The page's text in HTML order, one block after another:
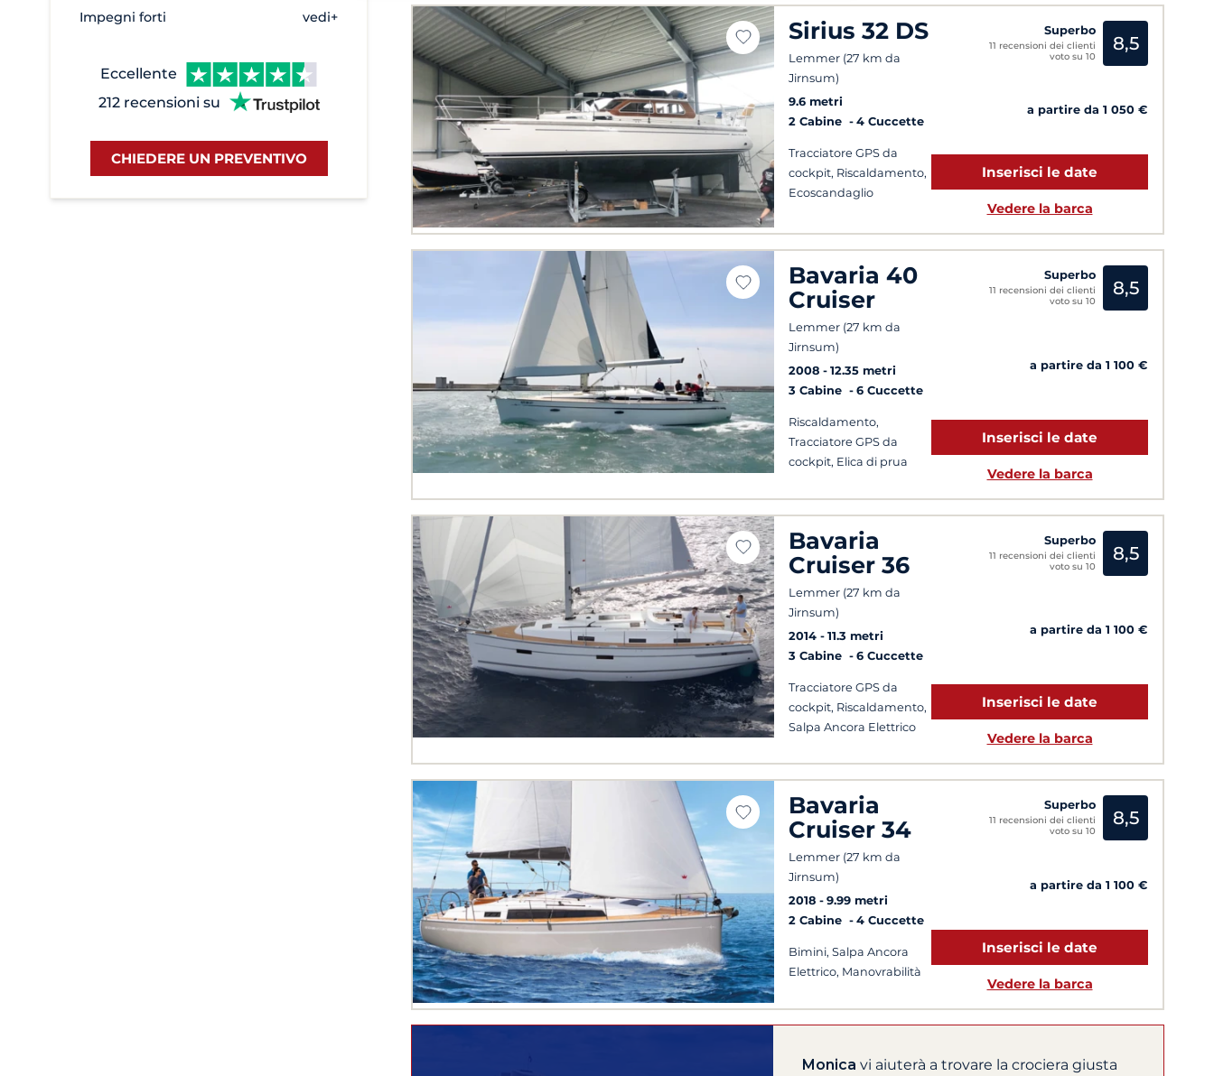
Impegni forti vedi+
Eccellente
212 recensioni su
CHIEDERE UN PREVENTIVO
Sirius 32 DS
Lemmer (27 km da
Jirnsum)
9.6 metri
2 Cabine
4 Cuccette
Tracciatore GPS da
cockpit, Riscaldamento,
Ecoscandaglio
Superbo
11 recensioni dei clienti
voto su 10
8,5
a partire da 1 050 €
Inserisci le date
Vedere la barca
Bavaria 40
Cruiser
Lemmer (27 km da
Jirnsum)
2008
12.35 metri
3 Cabine
6 Cuccette
Riscaldamento,
Tracciatore GPS da
cockpit, Elica di prua
Superbo
11 recensioni dei clienti
voto su 10
8,5
a partire da 1 100 €
Inserisci le date
Vedere la barca
Bavaria
Cruiser 36
Lemmer (27 km da
Jirnsum)
2014
11.3 metri
3 Cabine
6 Cuccette
Tracciatore GPS da
cockpit, Riscaldamento,
Salpa Ancora Elettrico
Superbo
11 recensioni dei clienti
voto su 10
8,5
a partire da 1 100 €
Inserisci le date
Vedere la barca
Bavaria
Cruiser 34
Lemmer (27 km da
Jirnsum)
2018
9.99 metri
2 Cabine
4 Cuccette
Bimini, Salpa Ancora
Elettrico, Manovrabilità
Superbo
11 recensioni dei clienti
voto su 10
8,5
a partire da 1 100 €
Inserisci le date
Vedere la barca
Monica vi aiuterà a trovare la crociera giusta